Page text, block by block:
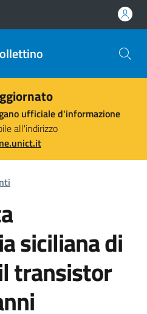
ufficiale d'informazione
all'indirizzo
siciliana di
transistor